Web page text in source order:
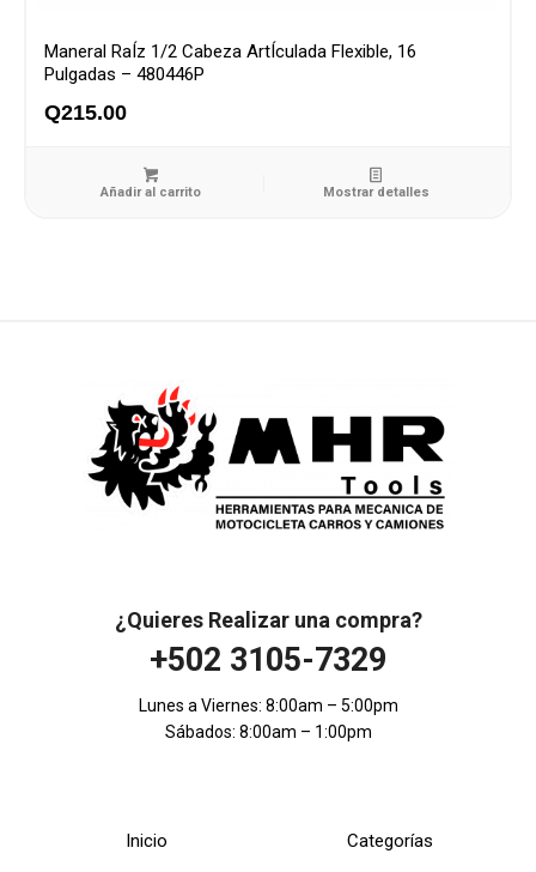
Maneral RaÍz 1/2 Cabeza ArtÍculada Flexible, 16
Pulgadas – 480446P
Q215.00
Añadir al carrito Mostrar detalles
¿Quieres Realizar una compra?
+502 3105-7329
Lunes a Viernes: 8:00am – 5:00pm
Sábados: 8:00am – 1:00pm
Inicio Categorías